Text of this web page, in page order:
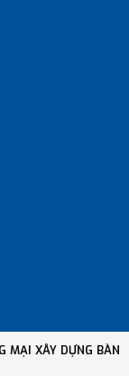
MẠI XÂY DỰNG BÀN